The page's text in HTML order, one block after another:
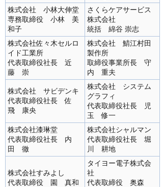
株式会社 小林大伸堂
専務取締役 小林 美
和子
さくらケアサービス
株式会社
統括 綿谷 崇志
株式会社佐々木セルロ
イド工業所
代表取締役社長 近
藤 崇
株式会社 鯖江村田
製作所
取締役事業所長 守
内 重夫
株式会社 サビデンキ
代表取締役社長 佐
飛 康央
株式会社 システム
グラフィ
代表取締役社長 児
玉 修一
株式会社漆琳堂
代表取締役社長 内
田 徹
株式会社シャルマン
代表取締役社長 堀
川 耕地
株式会社すみよし
代表取締役 園 真和
タイヨー電子株式会
社
代表取締役 奥森